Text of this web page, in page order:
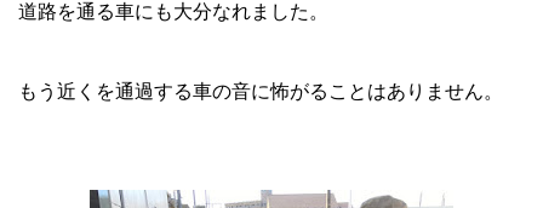
道路を通る車にも大分なれました。
もう近くを通過する車の音に怖がることはありません。